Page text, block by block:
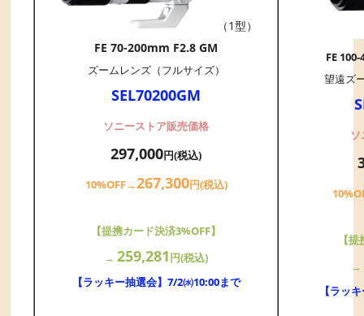
（1型）
FE 70-200mm F2.8 GM
ズームレンズ（フルサイズ）
SEL70200GM
ソニーストア販売価格
297,000円(税込)
10%OFF→267,300円(税込)
【提携カード決済3%OFF】
→259,281円(税込)
【ラッキー抽選会】7/2㈬10:00まで
FE
望遠ズ
ソ
【
→
【ラッ